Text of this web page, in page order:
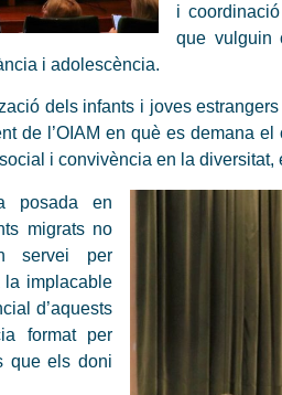
i
que vulguin
i adolescència.
dels infants i joves
de l’OIAM en què es demana
i convivència en la diversitat,
posada en
migrats no
servei per
la implacable
d’aquests
format per
que els doni